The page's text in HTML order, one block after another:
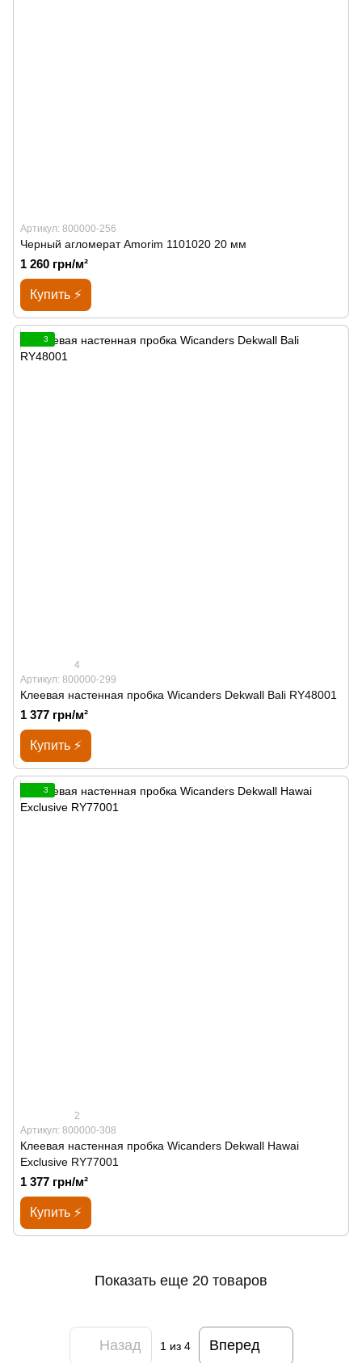
Артикул: 800000-256
Черный агломерат Amorim 1101020 20 мм
1 260 грн/м²
Купить ⚡
3
4
Артикул: 800000-299
Клеевая настенная пробка Wicanders Dekwall Bali RY48001
1 377 грн/м²
Купить ⚡
3
2
Артикул: 800000-308
Клеевая настенная пробка Wicanders Dekwall Hawai
Exclusive RY77001
1 377 грн/м²
Купить ⚡
Показать еще 20 товаров
Назад 1 из 4 Вперед